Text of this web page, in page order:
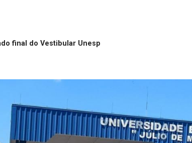
final do Vestibular Unesp